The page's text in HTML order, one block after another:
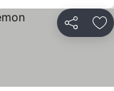
分享 放